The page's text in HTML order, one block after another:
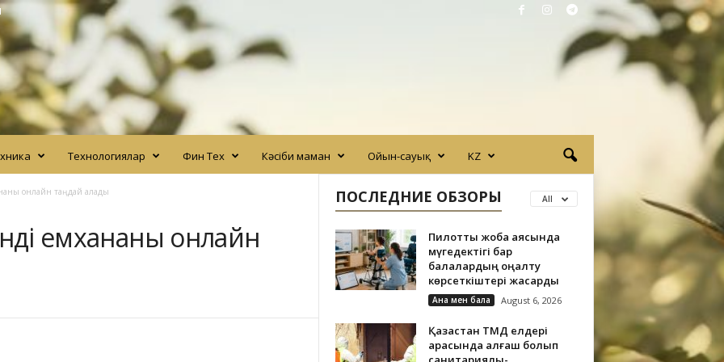
Технологиялар Фин Тех Кәсіби маман Ойын-сауық KZ
онлайн таңдай алады
емхананы онлайн
ПОСЛЕДНИЕ ОБЗОРЫ All
Пилоттық жоба аясында
мүгедектігі бар
балалардың оңалту
көрсеткіштері жақсарды
Ана мен бала August 6, 2026
Қазақстан ТМД елдері
арасында алғаш болып